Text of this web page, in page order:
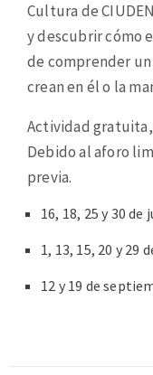
Cultura de
y descubrir cómo
de comprender
crean en él o la
Actividad
Debido al aforo
previa.
16, 18, 25 y 30 de
1, 13, 15, 20 y 29
12 y 19 de